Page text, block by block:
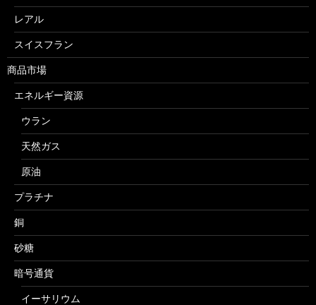
レアル
スイスフラン
商品市場
エネルギー資源
ウラン
天然ガス
原油
プラチナ
銅
砂糖
暗号通貨
イーサリウム